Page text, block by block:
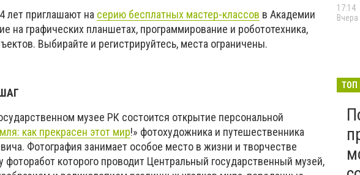
лет приглашают на серию бесплатных мастер-классов в Академии
на графических планшетах, программирование и робототехника,
Выбирайте и регистрируйтесь, места ограничены.
музее РК состоится открытие персональной
как прекрасен этот мир!» фотохудожника и путешественника
Фотография занимает особое место в жизни и творчестве
фоторабот которого проводит Центральный государственный музей,
17:14
Вчера
ТОП